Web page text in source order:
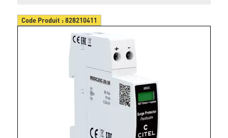
Code Produit :828210411